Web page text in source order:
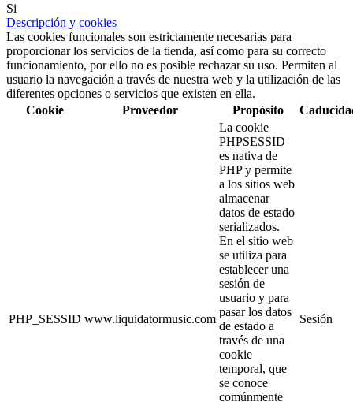
Si
Descripción y cookies
Las cookies funcionales son estrictamente necesarias para
proporcionar los servicios de la tienda, así como para su correcto
funcionamiento, por ello no es posible rechazar su uso. Permiten al
usuario la navegación a través de nuestra web y la utilización de las
diferentes opciones o servicios que existen en ella.
Cookie
Proveedor Propósito
PHP_SESSID www.liquidatormusic.com
La cookie
PHPSESSID
es nativa de
PHP y permite
a los sitios web
almacenar
datos de estado
serializados.
En el sitio web
se utiliza para
establecer una
sesión de
usuario y para
pasar los datos
de estado a
través de una
cookie
temporal, que
se conoce
comúnmente
Sesión